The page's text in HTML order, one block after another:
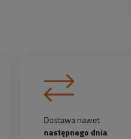
Dostawa nawet
następnego dnia